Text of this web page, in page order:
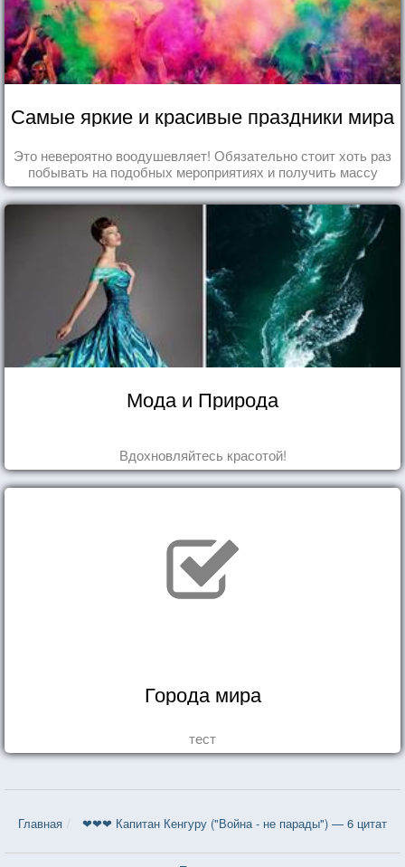
Самые яркие и красивые праздники мира
Это невероятно воодушевляет! Обязательно стоит хоть раз
побывать на подобных мероприятиях и получить массу
впечатлений!
Мода и Природа
Вдохновляйтесь красотой!
Города мира
тест
Главная ❤❤❤ Капитан Кенгуру ("Война - не парады") — 6 цитат